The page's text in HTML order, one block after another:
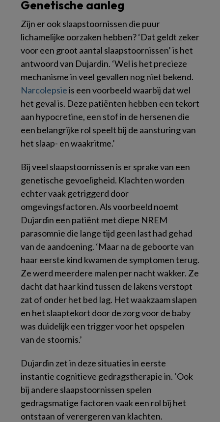
Genetische aanleg
Zijn er ook slaapstoornissen die puur
lichamelijke oorzaken hebben? ‘Dat geldt zeker
voor een groot aantal slaapstoornissen’ is het
antwoord van Dujardin. ‘Wel is het precieze
mechanisme in veel gevallen nog niet bekend.
Narcolepsieis een voorbeeld waarbij dat wel
het geval is. Deze patiënten hebben een tekort
aan hypocretine, een stof in de hersenen die
een belangrijke rol speelt bij de aansturing van
het slaap- en waakritme.’
Bij veel slaapstoornissen is er sprake van een
genetische gevoeligheid. Klachten worden
echter vaak getriggerd door
omgevingsfactoren. Als voorbeeld noemt
Dujardin een patiënt met diepe NREM
parasomnie die lange tijd geen last had gehad
van de aandoening. ‘Maar na de geboorte van
haar eerste kind kwamen de symptomen terug.
Ze werd meerdere malen per nacht wakker. Ze
dacht dat haar kind tussen de lakens verstopt
zat of onder het bed lag. Het waakzaam slapen
en het slaaptekort door de zorg voor de baby
was duidelijk een trigger voor het opspelen
van de stoornis.’
Dujardin zet in deze situaties in eerste
instantie cognitieve gedragstherapie in. ‘Ook
bij andere slaapstoornissen spelen
gedragsmatige factoren vaak een rol bij het
ontstaan of verergeren van klachten.